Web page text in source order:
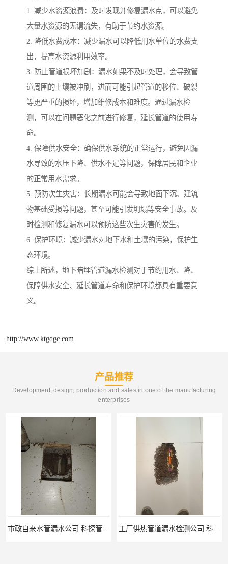
1. 减少水资源浪费：及时发现并修复漏水点，可以避免
大量水资源的无谓流失，有助于节约水资源。
2. 降低水费成本：减少漏水可以降低用水单位的水费支
出，提高水资源利用效率。
3. 防止管道损坏加剧：漏水如果不及时处理，会导致管
道周围的土壤被冲刷，进而可能引起管道的移位、破裂
等更严重的损坏，增加维修成本和难度。通过漏水检
测，可以在问题恶化之前进行修复，延长管道的使用寿
命。
4. 保障供水安全：确保供水系统的正常运行，避免因漏
水导致的水压下降、供水不足等问题，保障居民和企业
的正常用水需求。
5. 预防次生灾害：长期漏水可能会导致地面下沉、建筑
物基础受损等问题，甚至可能引发坍塌等安全事故。及
时检测和修复漏水可以预防这些次生灾害的发生。
6. 保护环境：减少漏水对地下水和土壤的污染，保护生
态环境。
综上所述，地下暗埋管道漏水检测对于节约用水、降、
保障供水安全、延长管道寿命和保护环境都具有重要意
义。
http://www.ktgdgc.com
产品推荐
Development, design, production and sales in one of the manufacturing
enterprises
公司仪器测漏电话 科探管道工程